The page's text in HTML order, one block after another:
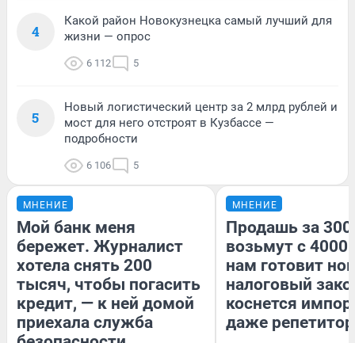
4
Какой район Новокузнецка самый лучший для
жизни — опрос
6 112 5
5
Новый логистический центр за 2 млрд рублей и
мост для него отстроят в Кузбассе —
подробности
6 106 5
МНЕНИЕ
Мой банк меня
бережет. Журналист
хотела снять 200
тысяч, чтобы погасить
кредит, — к ней домой
приехала служба
МНЕНИЕ
Продашь за
возьмут с
нам готовит
налоговый
коснется
даже